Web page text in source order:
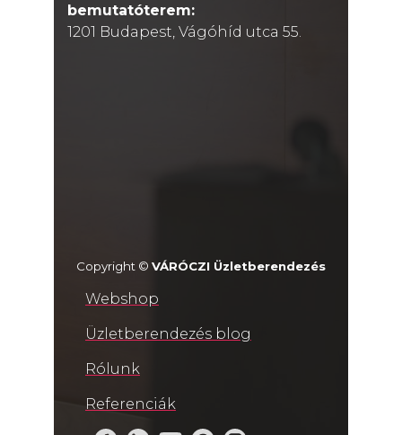
bemutatóterem:
1201 Budapest, Vágóhíd utca 55.
Copyright © VÁRÓCZI Üzletberendezés
Webshop
Üzletberendezés blog
Rólunk
Referenciák